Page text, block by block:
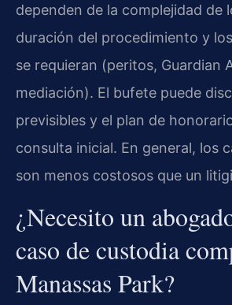
dependen de la complejidad de
duración del procedimiento y
se requieran (peritos, Guardian
mediación). El bufete puede
previsibles y el plan de
consulta inicial. En general, los
son menos costosos que un
¿Necesito un
caso de custodia
Manassas Park?